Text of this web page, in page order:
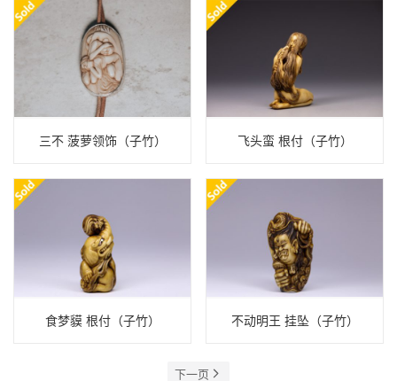
三不 菠萝领饰（子竹） 飞头蛮 根付（子竹）
食梦貘 根付（子竹） 不动明王 挂坠（子竹）
下一页